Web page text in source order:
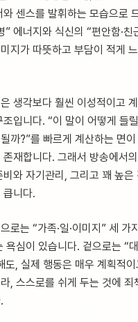
와 센스를 발휘하는 모습으로
” 에너지와 식신의 “편안함·
지가 따뜻하고 부담이 적게
생각보다 훨씬 이성적이고
입니다. “이 말이 어떻게 들
까?”를 빠르게 계산하는 면
재합니다. 그래서 방송에서
비와 자기관리, 그리고 꽤 높은
큽니다.
로는 “가족·일·이미지” 세 가
욕심이 있습니다. 겉으로는 “
도, 실제 행동은 매우 계획적
, 스스로를 쉬게 두는 것에 죄